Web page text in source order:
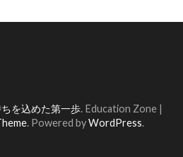
を込めた第一歩. Education Zone |
. Powered byWordPress.